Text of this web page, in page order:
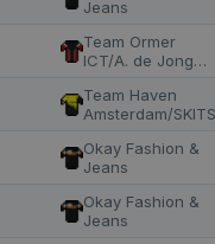
Jeans
Team Ormer
ICT/A. de Jong
Team Haven
Amsterdam/SKITS
Okay Fashion &
Jeans
Okay Fashion &
Jeans
This
used
each